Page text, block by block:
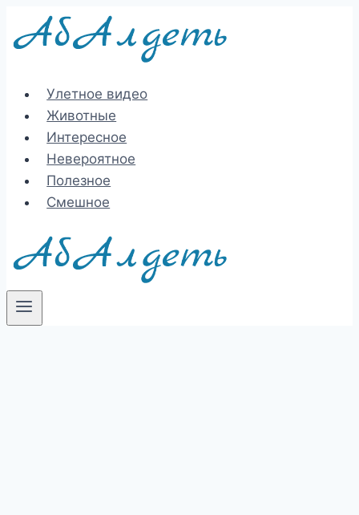
Перейти
Улетное видео
Животные
Интересное
Невероятное
Полезное
Смешное